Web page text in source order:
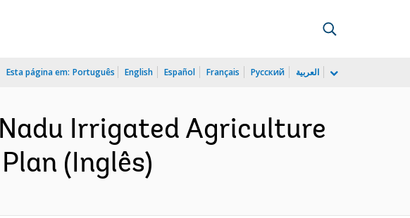
Esta página em: Português English Español Français Русский العربية
Irrigated Agriculture
(Inglês)